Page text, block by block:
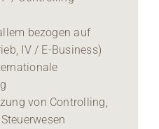
bezogen auf
IV / E-Business)
von Controlling,